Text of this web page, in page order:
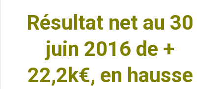
Résultat net au 30
juin 2016 de +
22,2k€, en hausse